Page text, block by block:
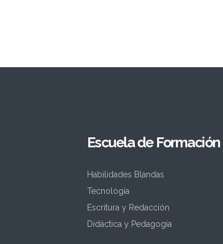
Escuela de Formación
Habilidades Blandas
Tecnología
Escritura y Redacción
Didáctica y Pedagogía